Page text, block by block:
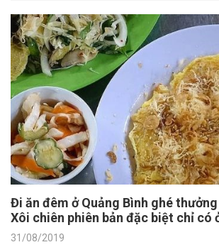
Đi ăn đêm ở Quảng Bình ghé
Xôi chiên phiên bản đặc biệt chỉ có
31/08/2019